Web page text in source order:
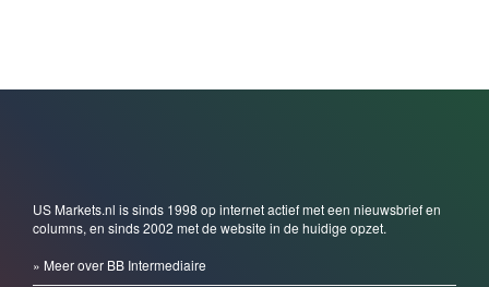
US Markets.nl is sinds 1998 op internet actief met een nieuwsbrief en
columns, en sinds 2002 met de website in de huidige opzet.
» Meer over BB Intermediaire